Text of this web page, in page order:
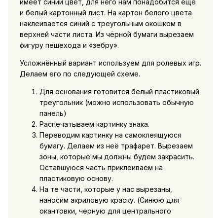
имеет синий цвет, для него нам понадобится еще
и белый картонный лист. На картон белого цвета
наклеивается синий с треугольным окошком в
верхней части листа. Из чёрной бумаги вырезаем
фигуру пешехода и «зебру».
Усложнённый вариант используем для ролевых игр.
Делаем его по следующей схеме.
Для основания готовится белый пластиковый
треугольник (можно использовать обычную
панель)
Распечатываем картинку знака.
Переводим картинку на самоклеящуюся
бумагу. Делаем из неё трафарет. Вырезаем
зоны, которые мы должны будем закрасить.
Оставшуюся часть приклеиваем на
пластиковую основу.
На те части, которые у нас вырезаны,
наносим акриловую краску. (Синюю для
окантовки, черную для центрального